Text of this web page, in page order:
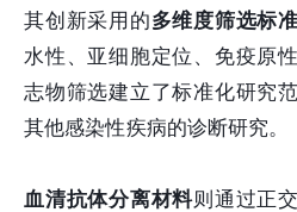
其创新采用的多维度筛选标准
水性、亚细胞定位、免疫原
志物筛选建立了标准化研究
其他感染性疾病的诊断研究。
血清抗体分离材料则通过正